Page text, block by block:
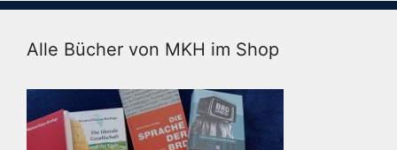
Alle Bücher von MKH im Shop